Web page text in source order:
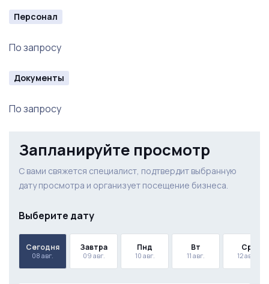
Персонал
По запросу
Документы
По запросу
Запланируйте просмотр
С вами свяжется специалист, подтвердит выбранную
дату просмотра и организует посещение бизнеса.
Выберите дату
Сегодня
08 авг.
Завтра
09 авг.
Пнд
10 авг.
Вт
11 авг.
Ср
12 авг.